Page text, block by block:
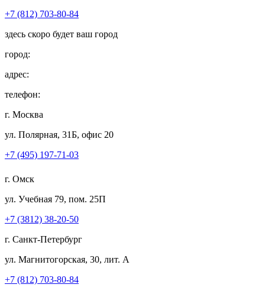
+7 (812) 703-80-84
здесь скоро будет ваш город
город:
адрес:
телефон:
г. Москва
ул. Полярная, 31Б, офис 20
+7 (495) 197-71-03
г. Омск
ул. Учебная 79, пом. 25П
+7 (3812) 38-20-50
г. Санкт-Петербург
ул. Магнитогорская, 30, лит. А
+7 (812) 703-80-84